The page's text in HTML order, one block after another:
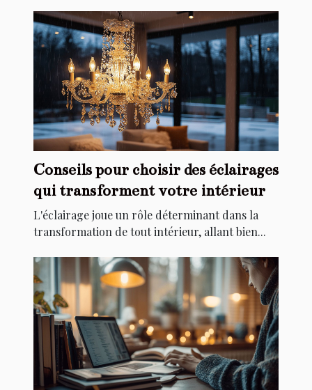
Conseils pour choisir des éclairages
qui transforment votre intérieur
L'éclairage joue un rôle déterminant dans la
transformation de tout intérieur, allant bien...